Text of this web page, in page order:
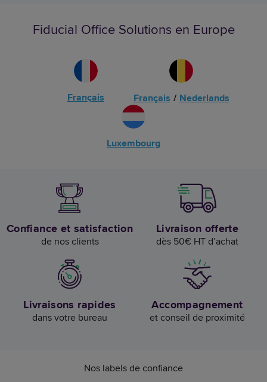
Fiducial Office Solutions en Europe
Français Français / Nederlands
Luxembourg
Confiance et satisfaction
de nos clients
Livraison offerte
dès 50€ HT d’achat
Livraisons rapides
dans votre bureau
Accompagnement
et conseil de proximité
Nos labels de confiance